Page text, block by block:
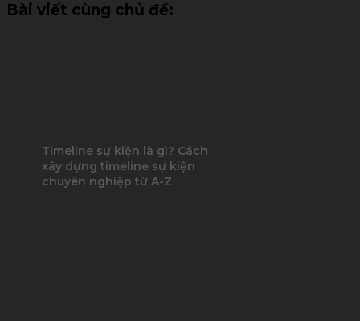
Bài viết cùng chủ đề:
Timeline sự kiện là gì? Cách
xây dựng timeline sự kiện
chuyên nghiệp từ A-Z